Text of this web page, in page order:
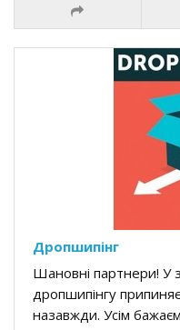
Дропшипінг
Шановні партнери! У
дропшипінгу
назавжди. Усім